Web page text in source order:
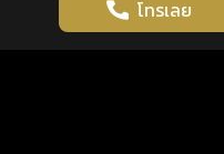
โทรเลย
เว็บไซต์นี้มีการใช้งานคุกกี้ เพื่อเพิ่
ในการใช้งานเว็บไซต์ นโย
รู้ก่อน พร้อมกว่า ทุกจังหวะชีวิต